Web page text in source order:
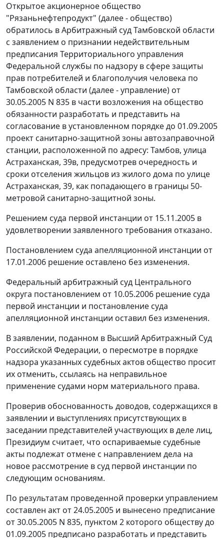
Открытое акционерное общество
"Рязаньнефтепродукт" (далее - общество)
обратилось в Арбитражный суд Тамбовской области
с заявлением о признании недействительным
предписания Территориального управления
Федеральной службы по надзору в сфере защиты
прав потребителей и благополучия человека по
Тамбовской области (далее - управление) от
30.05.2005 N 835 в части возложения на общество
обязанности разработать и представить на
согласование в установленном порядке до 01.09.2005
проект санитарно-защитной зоны автозаправочной
станции, расположенной по адресу: Тамбов, улица
Астраханская, 39в, предусмотрев очередность и
сроки отселения жильцов из жилого дома по улице
Астраханская, 39, как попадающего в границы 50-
метровой санитарно-защитной зоны.
Решением суда первой инстанции от 15.11.2005 в
удовлетворении заявленного требования отказано.
Постановлением суда апелляционной инстанции от
17.01.2006 решение оставлено без изменения.
Федеральный арбитражный суд Центрального
округа постановлением от 10.05.2006 решение суда
первой инстанции и постановление суда
апелляционной инстанции оставил без изменения.
В заявлении, поданном в Высший Арбитражный Суд
Российской Федерации, о пересмотре в порядке
надзора указанных судебных актов общество просит
их отменить, ссылаясь на неправильное
применение судами норм материального права.
Проверив обоснованность доводов, содержащихся в
заявлении и выступлениях присутствующих в
заседании представителей участвующих в деле лиц,
Президиум считает, что оспариваемые судебные
акты подлежат отмене с направлением дела на
новое рассмотрение в суд первой инстанции по
следующим основаниям.
По результатам проведенной проверки управлением
составлен акт от 24.05.2005 и вынесено предписание
от 30.05.2005 N 835, пунктом 2 которого обществу до
01.09.2005 предписано разработать и представить